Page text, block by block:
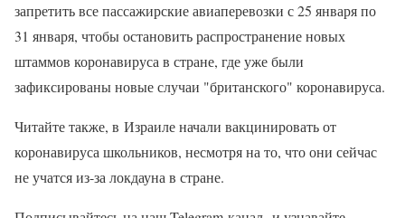
запретить все пассажирские авиаперевозки с 25 января по
31 января, чтобы остановить распространение новых
штаммов коронавируса в стране, где уже были
зафиксированы новые случаи "британского" коронавируса.
Читайте также, в Израиле начали вакцинировать от
коронавируса школьников, несмотря на то, что они сейчас
не учатся из-за локдауна в стране.